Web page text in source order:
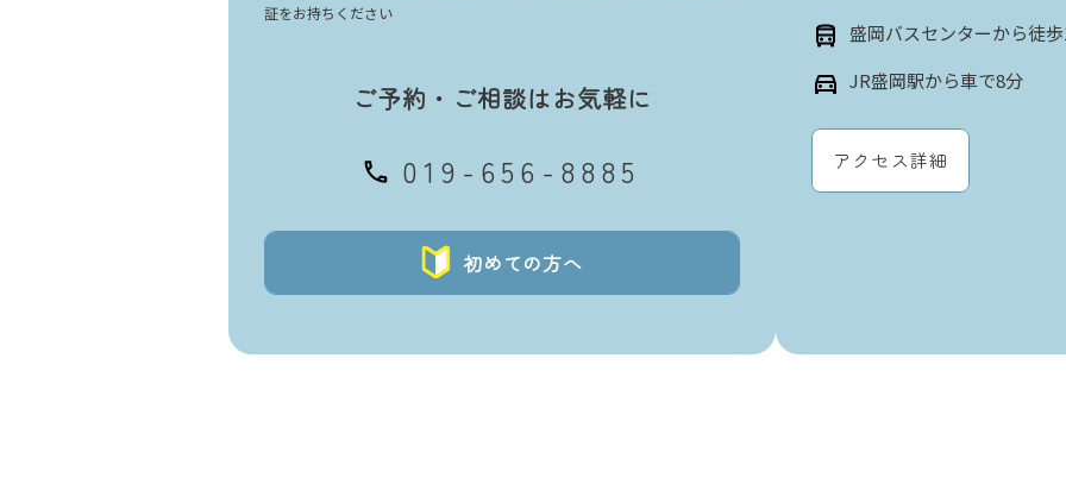
証をお持ちください
ご予約・ご相談はお気軽に
019-656-8885
初めての方へ
盛岡バスセンターから徒
JR盛岡駅から車で8分
アクセス詳細